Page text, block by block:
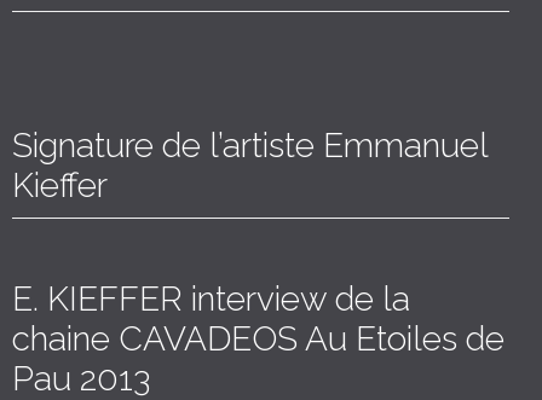
Signature de l’artiste Emmanuel
Kieffer
E. KIEFFER interview de la
chaine CAVADEOS Au Etoiles de
Pau 2013